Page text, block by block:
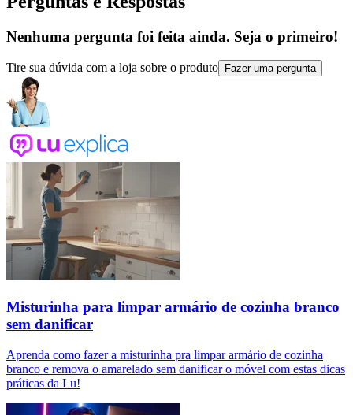
Nenhuma pergunta foi feita ainda. Seja o primeiro!
Tire sua dúvida com a loja sobre o produto Fazer uma pergunta
Misturinha para limpar armário de cozinha branco
sem danificar
Aprenda como fazer a misturinha pra limpar armário de cozinha
branco e remova o amarelado sem danificar o móvel com estas dicas
práticas da Lu!